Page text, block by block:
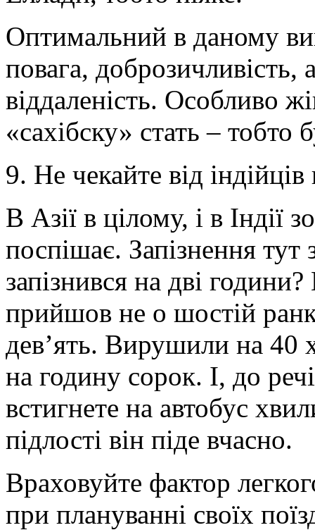
Оптимальний в даному
повага, доброзичливість,
віддаленість. Особливо
«сахібску» стать –
9. Не чекайте від
В Азії в цілому, і в Індії
поспішає. Запізнення
запізнився на дві
прийшов не о шостій
дев’ять. Вирушили на 40
на годину сорок. І, до
встигнете на автобус
підлості він піде вчасно.
Враховуйте фактор
при плануванні своїх